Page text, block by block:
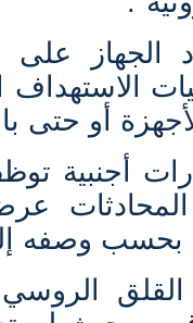
على
الاستهداف
أو حتى
أجنبية
بحسب وصفه
القلق